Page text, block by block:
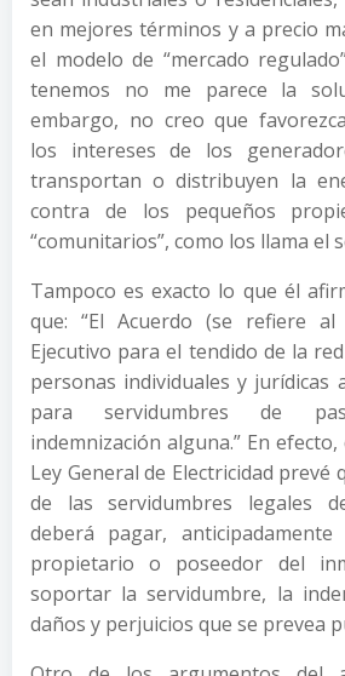
en mejores términos y a precio
el modelo de “mercado
tenemos no me parece la
embargo, no creo que
los intereses de los
transportan o distribuyen la
contra de los pequeños
“comunitarios”, como los llama el
Tampoco es exacto lo que él
que: “El Acuerdo (se refiere
Ejecutivo para el tendido de la
personas individuales y jurídicas
para servidumbres de
indemnización alguna.” En
Ley General de Electricidad prevé
de las servidumbres legales
deberá pagar,
propietario o poseedor del
soportar la servidumbre, la
daños y perjuicios que se prevea